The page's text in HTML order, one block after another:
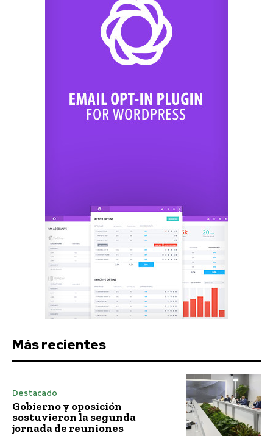
Más recientes
Destacado
Gobierno y oposición
sostuvieron la segunda
jornada de reuniones